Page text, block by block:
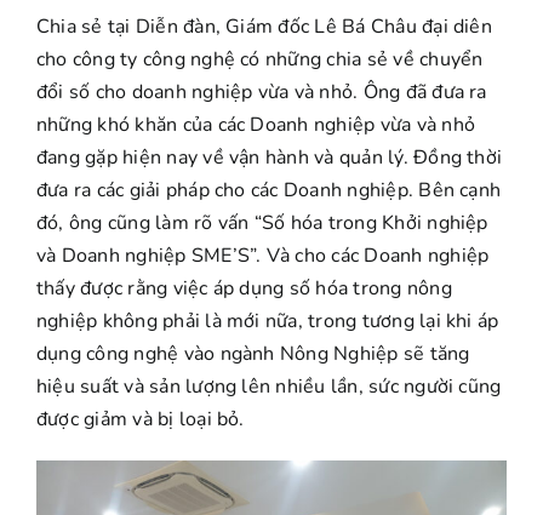
Chia sẻ tại Diễn đàn, Giám đốc Lê Bá Châu đại diên
cho công ty công nghệ có những chia sẻ về chuyển
đổi số cho doanh nghiệp vừa và nhỏ. Ông đã đưa ra
những khó khăn của các Doanh nghiệp vừa và nhỏ
đang gặp hiện nay về vận hành và quản lý. Đồng thời
đưa ra các giải pháp cho các Doanh nghiệp. Bên cạnh
đó, ông cũng làm rõ vấn “Số hóa trong Khởi nghiệp
và Doanh nghiệp SME’S”. Và cho các Doanh nghiệp
thấy được rằng việc áp dụng số hóa trong nông
nghiệp không phải là mới nữa, trong tương lại khi áp
dụng công nghệ vào ngành Nông Nghiệp sẽ tăng
hiệu suất và sản lượng lên nhiều lần, sức người cũng
được giảm và bị loại bỏ.